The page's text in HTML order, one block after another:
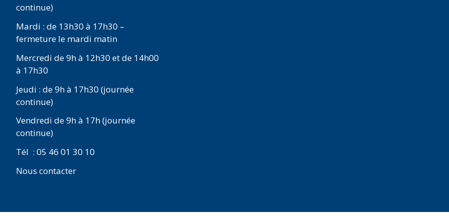
continue)
Mardi : de 13h30 à 17h30 –
fermeture le mardi matin
Mercredi de 9h à 12h30 et de 14h00
à 17h30
Jeudi : de 9h à 17h30 (journée
continue)
Vendredi de 9h à 17h (journée
continue)
Tél : 05 46 01 30 10
Nous contacter